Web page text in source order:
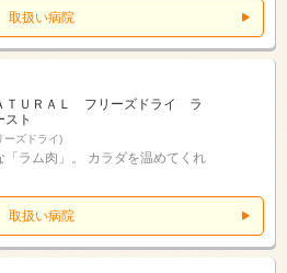
取扱い病院
ＴＵＲＡＬ フリーズドライ ラ
スト
ズドライ)
「ラム肉」。 カラダを温めてくれ
取扱い病院